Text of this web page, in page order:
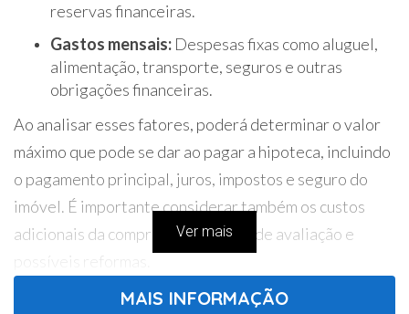
reservas financeiras.
Gastos mensais: Despesas fixas como aluguel,
alimentação, transporte, seguros e outras
obrigações financeiras.
Ao analisar esses fatores, poderá determinar o valor
máximo que pode se dar ao pagar a hipoteca, incluindo
o pagamento principal, juros, impostos e seguro do
imóvel. É importante considerar também os custos
adicionais da compra, como custos de avaliação e
possíveis reformas.
Ver mais
MAIS INFORMAÇÃO